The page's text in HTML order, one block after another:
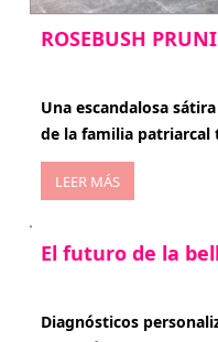
ROSEBUSH
Una escandalosa
de la familia patriarcal
LEER MÁS
El futuro de la
Diagnósticos